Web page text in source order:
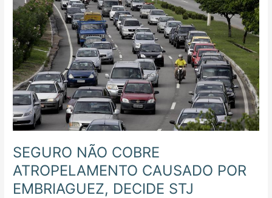
SEGURO NÃO COBRE
ATROPELAMENTO CAUSADO POR
EMBRIAGUEZ, DECIDE STJ
ATROPELAMENTO
CAUSADO
POR
EMBRIAGUEZ,
DECIDE
STJ